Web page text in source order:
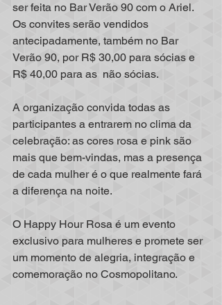
ser feita no Bar Verão 90 com o Ariel.
Os convites serão vendidos
antecipadamente, também no Bar
Verão 90, por R$ 30,00 para sócias e
R$ 40,00 para as  não sócias.
A organização convida todas as
participantes a entrarem no clima da
celebração: as cores rosa e pink são
mais que bem-vindas, mas a presença
de cada mulher é o que realmente fará
a diferença na noite.
O Happy Hour Rosa é um evento
exclusivo para mulheres e promete ser
um momento de alegria, integração e
comemoração no Cosmopolitano.